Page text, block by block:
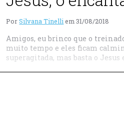
PorSilvana Tinelli em 31/08/2018
Amigos, eu brinco que o
muito tempo e eles ficam
superagitada, mas basta o